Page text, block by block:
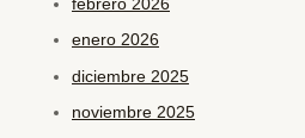
febrero 2026
enero 2026
diciembre 2025
noviembre 2025